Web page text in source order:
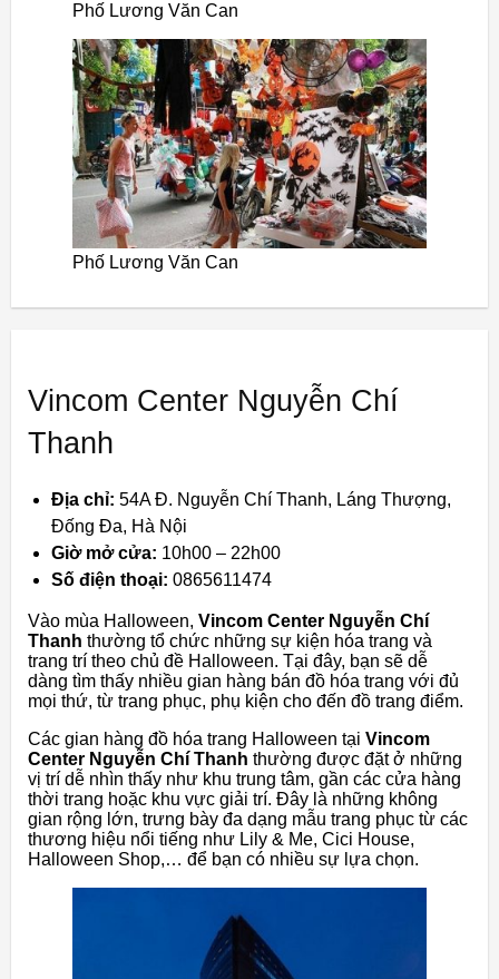
Phố Lương Văn Can
Phố Lương Văn Can
Vincom Center Nguyễn Chí
Thanh
Địa chỉ: 54A Đ. Nguyễn Chí Thanh, Láng Thượng,
Đống Đa, Hà Nội
Giờ mở cửa: 10h00 – 22h00
Số điện thoại: 0865611474
Vào mùa Halloween, Vincom Center Nguyễn Chí
Thanh thường tổ chức những sự kiện hóa trang và
trang trí theo chủ đề Halloween. Tại đây, bạn sẽ dễ
dàng tìm thấy nhiều gian hàng bán đồ hóa trang với đủ
mọi thứ, từ trang phục, phụ kiện cho đến đồ trang điểm.
Các gian hàng đồ hóa trang Halloween tại Vincom
Center Nguyễn Chí Thanh thường được đặt ở những
vị trí dễ nhìn thấy như khu trung tâm, gần các cửa hàng
thời trang hoặc khu vực giải trí. Đây là những không
gian rộng lớn, trưng bày đa dạng mẫu trang phục từ các
thương hiệu nổi tiếng như Lily & Me, Cici House,
Halloween Shop,… để bạn có nhiều sự lựa chọn.